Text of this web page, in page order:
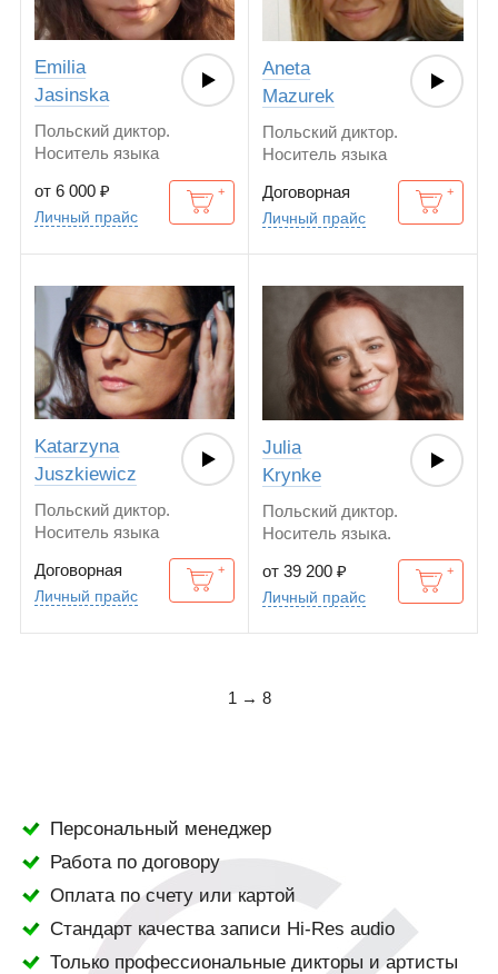
Emilia
Jasinska
Польский диктор.
Носитель языка
от 6 000 ₽
Личный прайс
Aneta
Mazurek
Польский диктор.
Носитель языка
Договорная
Личный прайс
Katarzyna
Juszkiewicz
Польский диктор.
Носитель языка
Договорная
Личный прайс
Julia
Krynke
Польский диктор.
Носитель языка.
Американский английский
от 39 200 ₽
Личный прайс
1 → 8
Персональный менеджер
Работа по договору
Оплата по счету или картой
Стандарт качества записи Hi-Res audio
Только профессиональные дикторы и артисты